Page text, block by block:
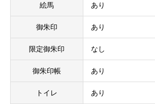
絵馬 あり
御朱印 あり
限定御朱印 なし
御朱印帳 あり
トイレ あり